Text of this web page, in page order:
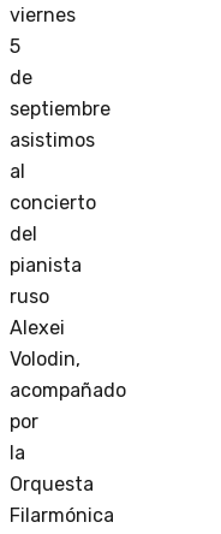
viernes
5
de
septiembre
asistimos
al
concierto
del
pianista
ruso
Alexei
Volodin,
acompañado
por
la
Orquesta
Filarmónica